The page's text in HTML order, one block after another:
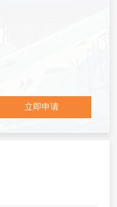
立即申请